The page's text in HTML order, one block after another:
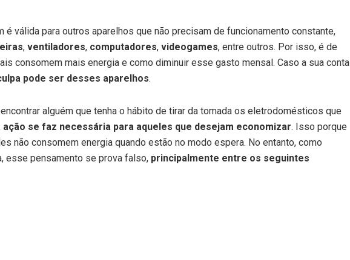
é válida para outros aparelhos que não precisam de funcionamento constante,
, ventiladores, computadores, videogames, entre outros. Por isso, é de
consomem mais energia e como diminuir esse gasto mensal. Caso a sua conta
pode ser desses aparelhos.
alguém que tenha o hábito de tirar da tomada os eletrodomésticos que
ação se faz necessária para aqueles que desejam economizar. Isso porque
não consomem energia quando estão no modo espera. No entanto, como
esse pensamento se prova falso, principalmente entre os seguintes